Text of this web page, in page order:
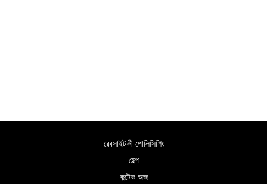
ৱেবসাইটকী পোলিসিশিং
হেল্প
কন্টেক অজ